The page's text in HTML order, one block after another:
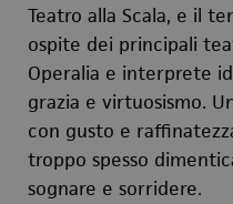
Teatro alla Scala, e il
ospite dei principali
Operalia e interprete
grazia e virtuosismo.
con gusto e
troppo spesso
sognare e sorridere.